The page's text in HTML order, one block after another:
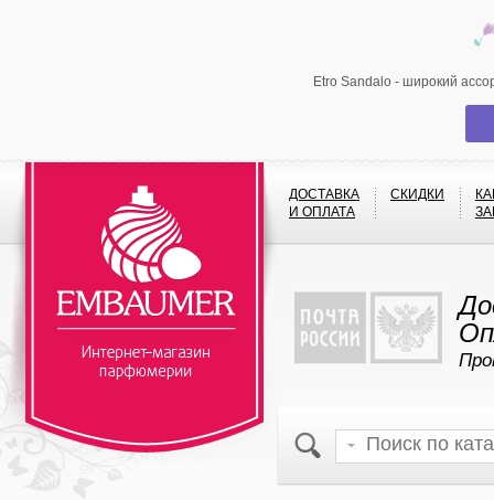
Etro Sandalo - широкий
ДОСТАВКА
И ОПЛАТА
СКИДКИ